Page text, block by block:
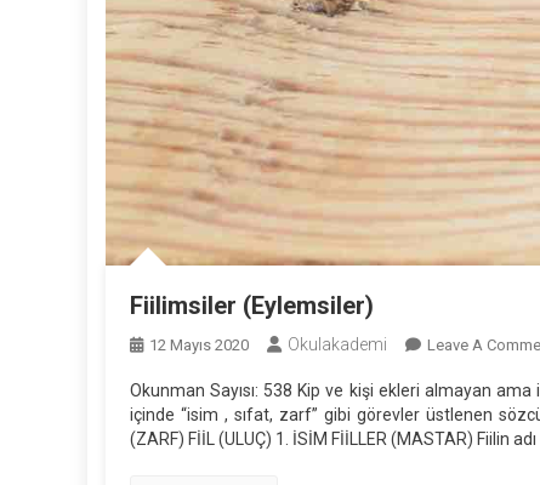
Fiilimsiler (Eylemsiler)
12 Mayıs 2020 Okulakademi Leave A
Okunman Sayısı: 538 Kip ve kişi ekleri almayan
içinde “isim , sıfat, zarf” gibi görevler üstlenen
(ZARF) FİİL (ULUÇ) 1. İSİM FİİLLER (MASTAR) Fiilin